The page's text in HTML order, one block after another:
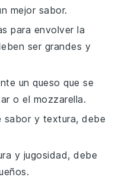
mejor sabor.
para envolver la
ser grandes y
un queso que se
o el mozzarella.
sabor y textura, debe
y jugosidad, debe